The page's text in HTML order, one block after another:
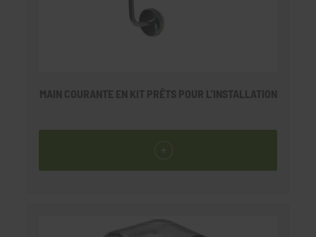
MAIN COURANTE EN KIT PRÊTS POUR L'INSTALLATION